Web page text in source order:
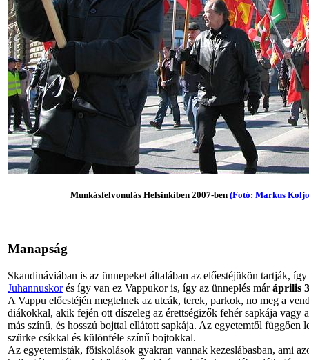
Munkásfelvonulás Helsinkiben 2007-ben (Fotó: Markus
Manapság
Skandináviában is az ünnepeket általában az előestéjükön tartják,
Juhannuskorés így van ez Vappukor is, így az ünneplés máráprilis
A Vappu előestéjén megtelnek az utcák, terek, parkok, no meg a
diákokkal, akik fején ott díszeleg az érettségizők fehér sapkája vagy
más színű, és hosszú bojttal ellátott sapkája. Az egyetemtől függően
szürke csíkkal és különféle színű bojtokkal.
Az egyetemisták, főiskolások gyakran vannak kezeslábasban, ami